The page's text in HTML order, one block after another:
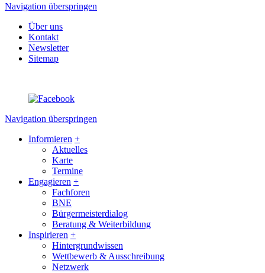
Navigation überspringen
Über uns
Kontakt
Newsletter
Sitemap
Navigation überspringen
Informieren +
Aktuelles
Karte
Termine
Engagieren +
Fachforen
BNE
Bürgermeisterdialog
Beratung & Weiterbildung
Inspirieren +
Hintergrundwissen
Wettbewerb & Ausschreibung
Netzwerk